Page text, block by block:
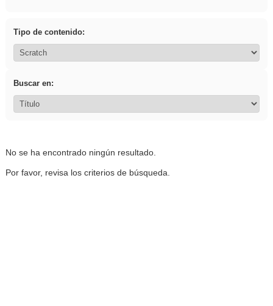
Tipo de contenido:
Buscar en:
No se ha encontrado ningún resultado.
Por favor, revisa los criterios de búsqueda.